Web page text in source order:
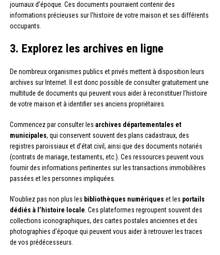
journaux d’époque. Ces documents pourraient contenir des
informations précieuses sur l’histoire de votre maison et ses différents
occupants.
3. Explorez les archives en ligne
De nombreux organismes publics et privés mettent à disposition leurs
archives sur Internet. Il est donc possible de consulter gratuitement une
multitude de documents qui peuvent vous aider à reconstituer l’histoire
de votre maison et à identifier ses anciens propriétaires.
Commencez par consulter les archives départementales et
municipales, qui conservent souvent des plans cadastraux, des
registres paroissiaux et d’état civil, ainsi que des documents notariés
(contrats de mariage, testaments, etc.). Ces ressources peuvent vous
fournir des informations pertinentes sur les transactions immobilières
passées et les personnes impliquées.
N’oubliez pas non plus les bibliothèques numériques et les portails
dédiés à l’histoire locale . Ces plateformes regroupent souvent des
collections iconographiques, des cartes postales anciennes et des
photographies d’époque qui peuvent vous aider à retrouver les traces
de vos prédécesseurs.